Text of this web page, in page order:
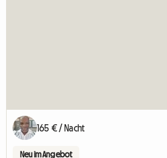
165 € / Nacht
Neu im Angebot